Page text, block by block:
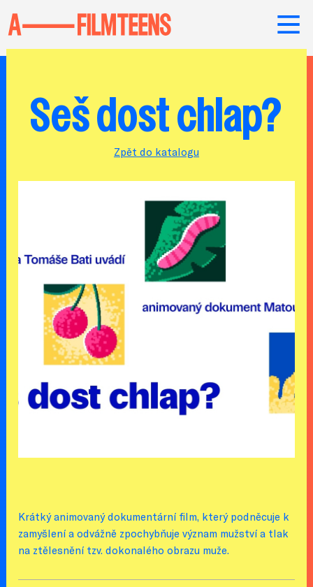
Seš dost chlap?
Zpět do katalogu
Krátký animovaný dokumentární film, který podněcuje k
zamyšlení a odvážně zpochybňuje význam mužství a tlak
na ztělesnění tzv. dokonalého obrazu muže.